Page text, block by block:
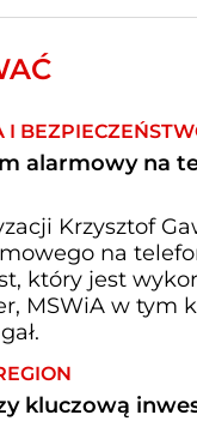
I
alarmowy na
Krzysztof
na
który jest
MSWiA w tym
kluczową